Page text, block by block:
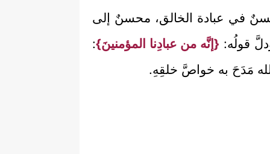
في عبادة الخالق، محسنٌ إلى
قولُه: {إنَّه من عبادِنا المؤمنينَ}:
مَدَحَ به خواصَّ خلقِهِ.